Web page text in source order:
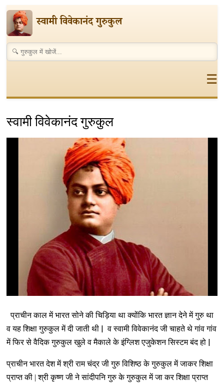
स्वामी विवेकानंद गुरुकुल
☰
स्वामी विवेकानंद गुरुकुल
प्राचीन काल में भारत सोने की चिड़िया था क्योंकि भारत ज्ञान देने में गुरु था
व यह शिक्षा गुरुकुल में दी जाती थी | व स्वामी विवेकानंद जी चाहते थे गांव गांव
में फिर से वैदिक गुरुकुल खुले व मैकाले के इंग्लिश एजुकेशन सिस्टम बंद हो |
प्राचीन भारत देश में श्री राम चंद्र जी गुरु विशिष्ठ के गुरुकुल में जाकर शिक्षा
प्राप्त की | श्री कृष्ण जी ने सांदीपनि गुरु के गुरुकुल में जा कर शिक्षा प्राप्त